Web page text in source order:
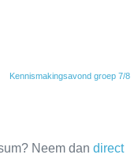
Kennismakingsavond groep 7/8
Neem dan direct